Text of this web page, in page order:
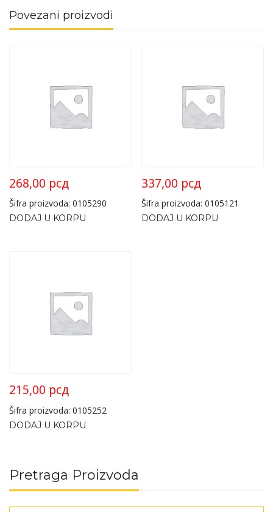
Povezani proizvodi
268,00 рсд
Šifra proizvoda: 0105290
DODAJ U KORPU
337,00 рсд
Šifra proizvoda: 0105121
DODAJ U KORPU
215,00 рсд
Šifra proizvoda: 0105252
DODAJ U KORPU
Pretraga Proizvoda